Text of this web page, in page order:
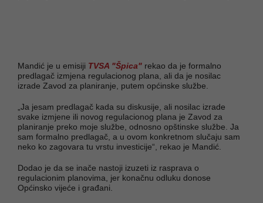
Mandić je u emisiji TVSA "Špica" rekao da je formalno
predlagač izmjena regulacionog plana, ali da je nosilac
izrade Zavod za planiranje, putem općinske službe.
„Ja jesam predlagač kada su diskusije, ali nosilac izrade
svake izmjene ili novog regulacionog plana je Zavod za
planiranje preko moje službe, odnosno opštinske službe. Ja
sam formalno predlagač, a u ovom konkretnom slučaju sam
neko ko zagovara tu vrstu investicije“, rekao je Mandić.
Dodao je da se inače nastoji izuzeti iz rasprava o
regulacionim planovima, jer konačnu odluku donose
Općinsko vijeće i građani.